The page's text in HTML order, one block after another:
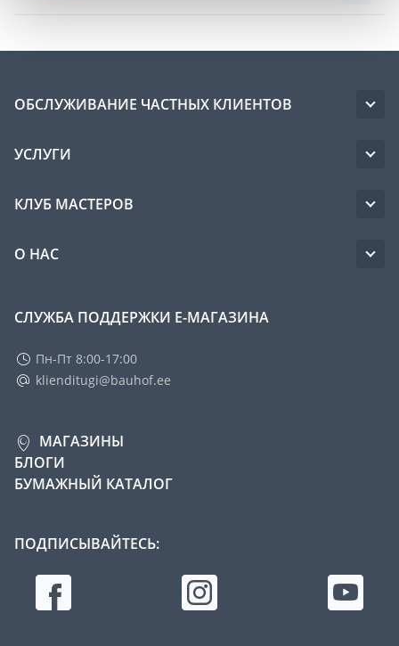
ОБСЛУЖИВАНИЕ ЧАСТНЫХ КЛИЕНТОВ
УСЛУГИ
КЛУБ МАСТЕРОВ
О НАС
СЛУЖБА ПОДДЕРЖКИ Е-МАГАЗИНА
Пн-Пт 8:00-17:00
klienditugi@bauhof.ee
МАГАЗИНЫ
БЛОГИ
БУМАЖНЫЙ КАТАЛОГ
ПОДПИСЫВАЙТЕСЬ: